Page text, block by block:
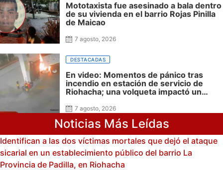
Mototaxista fue asesinado a bala dentro
de su vivienda en el barrio Rojas Pinilla
de Maicao
7 agosto, 2026
DESTACADAS
En video: Momentos de pánico tras
incendio en estación de servicio de
Riohacha; una volqueta impactó un
reversa
7 agosto, 2026
Noticias Más Leídas
Identifican a las dos víctimas mortales que dejó el ataque
sicarial en un establecimiento público del barrio La
Provincia de Padilla, en Riohacha